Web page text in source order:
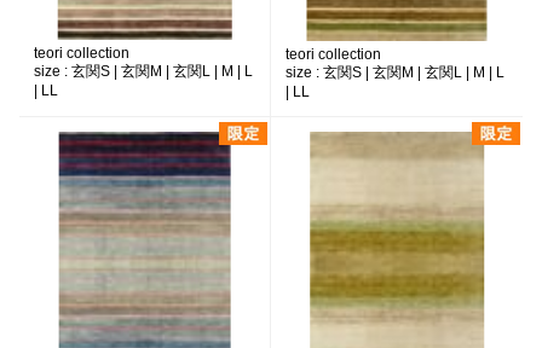
teori collection
size : 玄関S | 玄関M | 玄関L | M | L
| LL
teori collection
size : 玄関S | 玄関M | 玄関L | M | L
| LL